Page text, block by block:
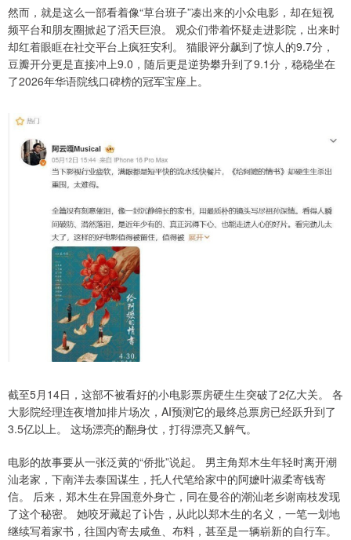
然而，就是这么一部看着像“草台班子”凑出来的小众电影，却在短视
频平台和朋友圈掀起了滔天巨浪。 观众们带着怀疑走进影院，出来时
却红着眼眶在社交平台上疯狂安利。 猫眼评分飙到了惊人的9.7分，
豆瓣开分更是直接冲上9.0，随后更是逆势攀升到了9.1分，稳稳坐在
了2026年华语院线口碑榜的冠军宝座上。
截至5月14日，这部不被看好的小电影票房硬生生突破了2亿大关。 各
大影院经理连夜增加排片场次，AI预测它的最终总票房已经跃升到了
3.5亿以上。 这场漂亮的翻身仗，打得漂亮又解气。
电影的故事要从一张泛黄的“侨批”说起。 男主角郑木生年轻时离开潮
汕老家，下南洋去泰国谋生，托人代笔给家中的阿嬷叶淑柔寄钱寄
信。 后来，郑木生在异国意外身亡，同在曼谷的潮汕老乡谢南枝发现
了这个秘密。 她咬牙藏起了讣告，从此以郑木生的名义，一笔一划地
继续写着家书，往国内寄去咸鱼、布料，甚至是一辆崭新的自行车。